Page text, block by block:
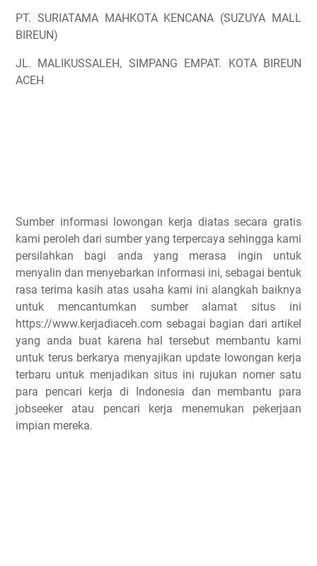
PT. SURIATAMA MAHKOTA KENCANA (SUZUYA MALL
BIREUN)
JL. MALIKUSSALEH, SIMPANG EMPAT. KOTA BIREUN
ACEH
Sumber informasi lowongan kerja diatas secara gratis
kami peroleh dari sumber yang terpercaya sehingga kami
persilahkan bagi anda yang merasa ingin untuk
menyalin dan menyebarkan informasi ini, sebagai bentuk
rasa terima kasih atas usaha kami ini alangkah baiknya
untuk mencantumkan sumber alamat situs ini
https://www.kerjadiaceh.com sebagai bagian dari artikel
yang anda buat karena hal tersebut membantu kami
untuk terus berkarya menyajikan update lowongan kerja
terbaru untuk menjadikan situs ini rujukan nomer satu
para pencari kerja di Indonesia dan membantu para
jobseeker atau pencari kerja menemukan pekerjaan
impian mereka.